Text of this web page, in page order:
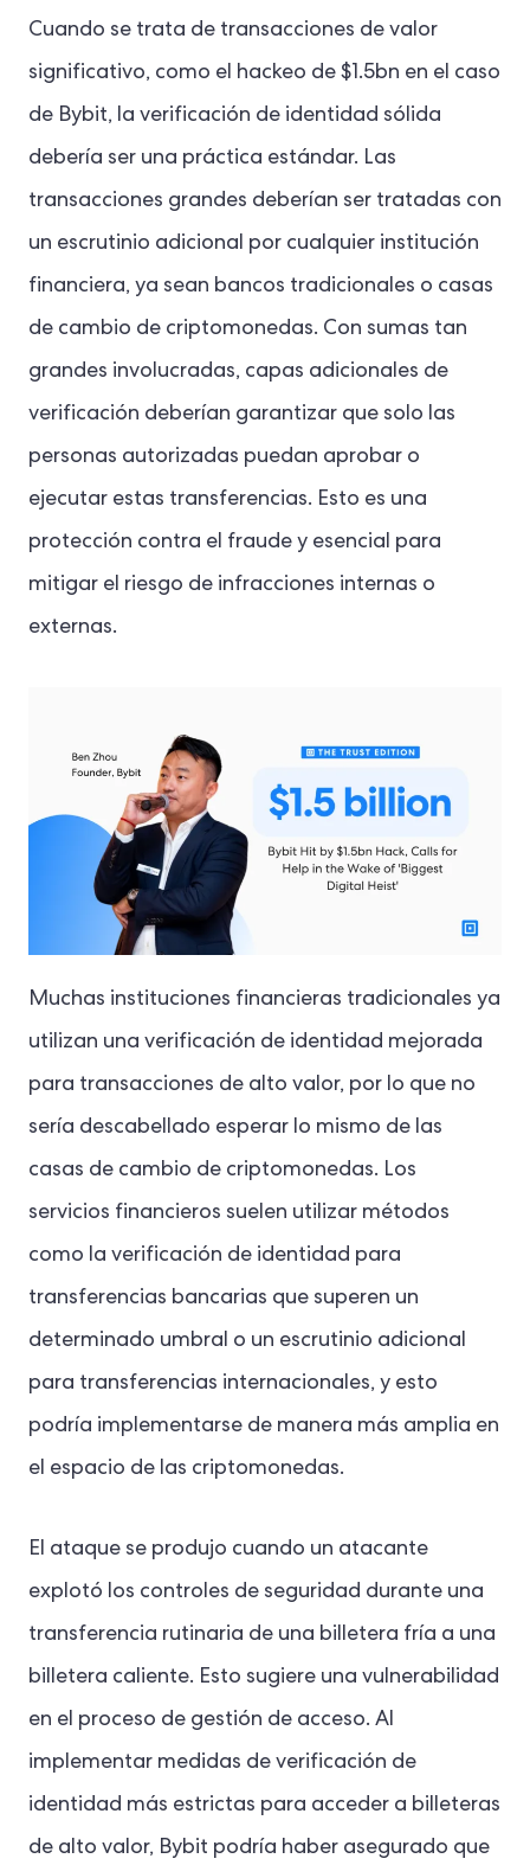
Cuando se trata de transacciones de valor
significativo, como el hackeo de $1.5bn en el caso
de Bybit, la verificación de identidad sólida
debería ser una práctica estándar. Las
transacciones grandes deberían ser tratadas con
un escrutinio adicional por cualquier institución
financiera, ya sean bancos tradicionales o casas
de cambio de criptomonedas. Con sumas tan
grandes involucradas, capas adicionales de
verificación deberían garantizar que solo las
personas autorizadas puedan aprobar o
ejecutar estas transferencias. Esto es una
protección contra el fraude y esencial para
mitigar el riesgo de infracciones internas o
externas.
Muchas instituciones financieras tradicionales ya
utilizan una verificación de identidad mejorada
para transacciones de alto valor, por lo que no
sería descabellado esperar lo mismo de las
casas de cambio de criptomonedas. Los
servicios financieros suelen utilizar métodos
como la verificación de identidad para
transferencias bancarias que superen un
determinado umbral o un escrutinio adicional
para transferencias internacionales, y esto
podría implementarse de manera más amplia en
el espacio de las criptomonedas.
El ataque se produjo cuando un atacante
explotó los controles de seguridad durante una
transferencia rutinaria de una billetera fría a una
billetera caliente. Esto sugiere una vulnerabilidad
en el proceso de gestión de acceso. Al
implementar medidas de verificación de
identidad más estrictas para acceder a billeteras
de alto valor, Bybit podría haber asegurado que